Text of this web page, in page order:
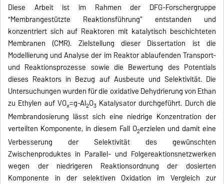
Diese Arbeit ist im Rahmen der DFG-Forschergruppe
"Membrangestützte Reaktionsführung“ entstanden und
konzentriert sich auf Reaktoren mit katalytisch beschichteten
Membranen (CMR). Zielstellung dieser Dissertation ist die
Modellierung und Analyse der im Reaktor ablaufenden Transport-
und Reaktionsprozesse sowie die Bewertung des Potentials
dieses Reaktors in Bezug auf Ausbeute und Selektivität. Die
Untersuchungen wurden für die oxidative Dehydrierung von Ethan
zu Ethylen auf VOx=g-Al2O3Katalysator durchgeführt. Durch die
Membrandosierung lässt sich eine niedrige Konzentration der
verteilten Komponente, in diesem Fall O2erzielen und damit eine
Verbesserung der Selektivität des gewünschten
Zwischenproduktes in Parallel- und Folgereaktionsnetzwerken
wegen der niedrigeren Reaktionsordnung der dosierten
Komponente in der selektiven Oxidation im Vergleich zur